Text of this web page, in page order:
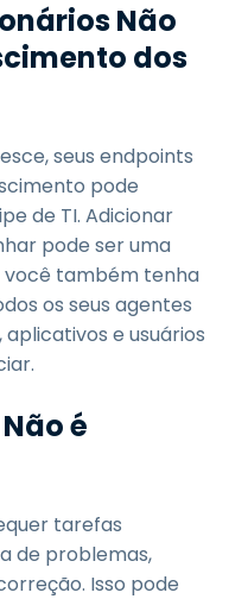
Não
dos
seus endpoints
pode
de TI. Adicionar
pode ser uma
você também tenha
os seus agentes
e usuários
é
tarefas
de problemas,
Isso pode